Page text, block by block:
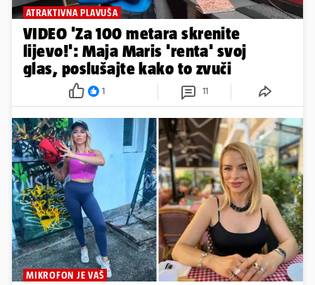
ATRAKTIVNA PLAVUŠA
VIDEO 'Za 100 metara skrenite
lijevo!': Maja Maris 'renta' svoj
glas, poslušajte kako to zvuči
1 11
MIKROFON JE VAŠ